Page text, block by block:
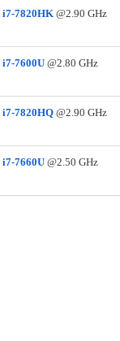
i7-7820HK@2.90 GHz
i7-7600U@2.80 GHz
i7-7820HQ@2.90 GHz
i7-7660U@2.50 GHz